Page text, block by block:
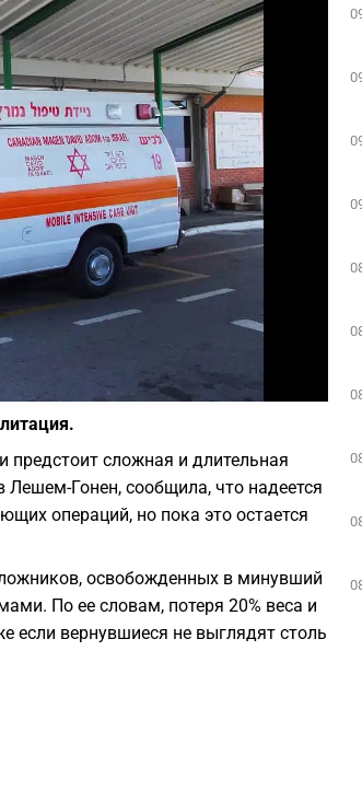
Фото: depositphotos.com
предстоит сложная и длительная
Лешем-Гонен, сообщила, что надеется
операций, но пока это остается
освобожденных в минувший
По ее словам, потеря 20% веса и
если вернувшиеся не выглядят столь